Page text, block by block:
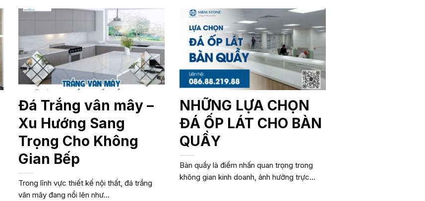
Đá Trắng vân mây –
Xu Hướng Sang
Trọng Cho Không
Gian Bếp
Trong lĩnh vực thiết kế nội thất, đá trắng
vân mây đang nổi lên như...
NHỮNG LỰA CHỌN
ĐÁ ỐP LÁT CHO BÀN
QUẦY
Bàn quầy là điểm nhấn quan trọng trong
không gian kinh doanh, ảnh hưởng trực...